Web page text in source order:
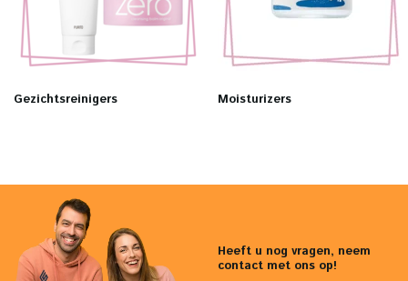
Gezichtsreinigers Moisturizers
Heeft u nog vragen, neem
contact met ons op!